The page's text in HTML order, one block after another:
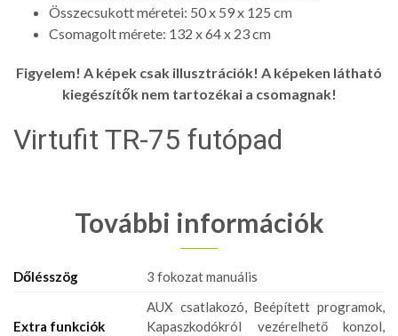
Összecsukott méretei: 50 x 59 x 125 cm
Csomagolt mérete: 132 x 64 x 23 cm
Figyelem! A képek csak illusztrációk! A képeken látható
kiegészítők nem tartozékai a csomagnak!
Virtufit TR-75 futópad
További információk
Dőlésszög 3 fokozat manuális
Extra funkciók
AUX csatlakozó, Beépített programok,
Kapaszkodókról vezérelhető konzol,